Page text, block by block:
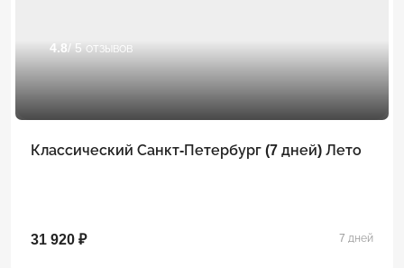
4.8/ 5 отзывов
Классический Санкт-Петербург (7 дней) Лето
31 920 ₽ 7 дней